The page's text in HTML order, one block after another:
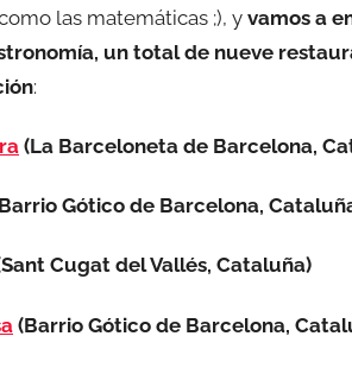
las matemáticas ;), y vamos a
un total de nueve
:
(La Barceloneta de Barcelona,
Gótico de Barcelona,
Cugat del Vallés, Cataluña)
(Barrio Gótico de Barcelona,